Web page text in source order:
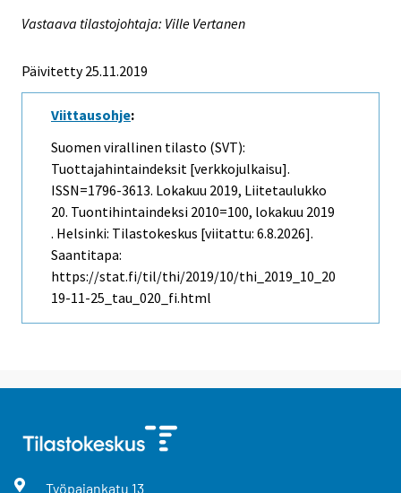
Vastaava tilastojohtaja: Ville Vertanen
Päivitetty 25.11.2019
Viittausohje:
Suomen virallinen tilasto (SVT):
Tuottajahintaindeksit [verkkojulkaisu].
ISSN=1796-3613. Lokakuu 2019, Liitetaulukko
20. Tuontihintaindeksi 2010=100, lokakuu 2019
. Helsinki: Tilastokeskus [viitattu: 6.8.2026].
Saantitapa:
https://stat.fi/til/thi/2019/10/thi_2019_10_20
19-11-25_tau_020_fi.html
Työpajankatu 13